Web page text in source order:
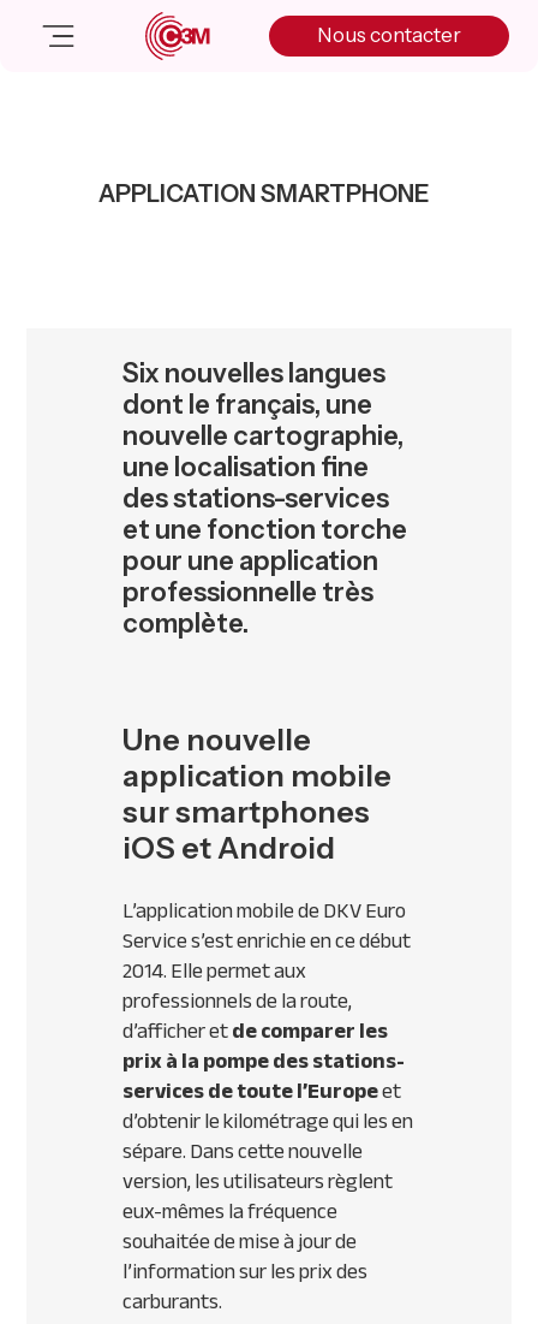
Nous contacter
Salle de presse
Nous contacter
APPLICATION SMARTPHONE
Six nouvelles langues
dont le français, une
nouvelle cartographie,
une localisation fine
des stations-services
et une fonction torche
pour une application
professionnelle très
complète.
Une nouvelle
application mobile
sur smartphones
iOS et Android
L’application mobile deDKVEuro
Service s’est enrichie en ce début
2014. Elle permet aux
professionnels de la route,
d’afficher etde comparer les
prix à la pompe des stations-
services de toute l’Europeet
d’obtenir le kilométrage qui les en
sépare. Dans cette nouvelle
version, les utilisateurs règlent
eux-mêmes la fréquence
souhaitée de mise à jour de
l’information sur les prix des
carburants.